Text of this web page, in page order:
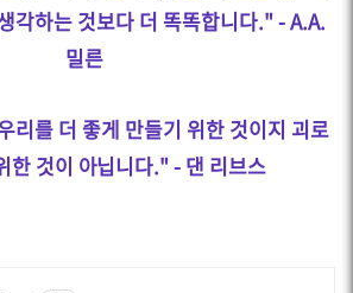
각하는 것보다 더 똑똑합니다." - A.A.
밀른
리를 더 좋게 만들기 위한 것이지 괴로
한 것이 아닙니다." - 댄 리브스